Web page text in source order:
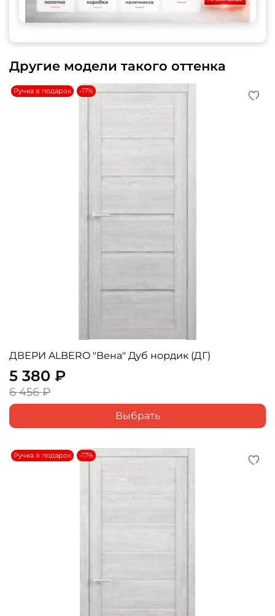
Другие модели такого оттенка
Ручка в подарок -17%
ДВЕРИ ALBERO "Вена" Дуб нордик (ДГ)
5 380 ₽
6 456 ₽
Выбрать
Ручка в подарок -17%